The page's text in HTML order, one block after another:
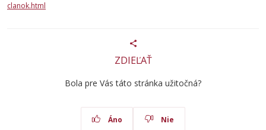
clanok.html
ZDIEĽAŤ
Bola pre Vás táto stránka užitočná?
Áno Nie